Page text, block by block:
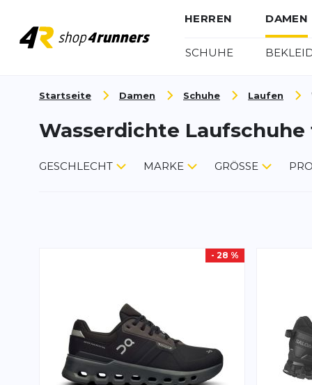
HERREN DAMEN
SCHUHE
Startseite Damen Schuhe Laufen
Wasserdichte
GESCHLECHT MARKE GRÖSSE
- 28 %